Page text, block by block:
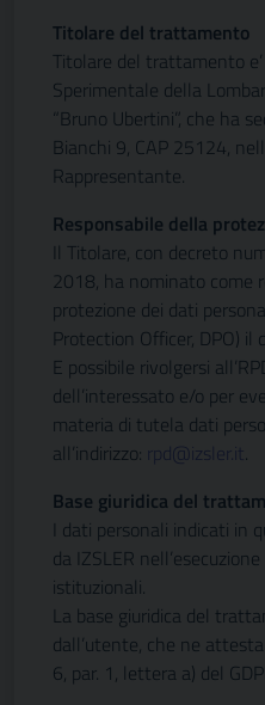
Titolare del trattamento
Titolare del trattamento
Sperimentale della
“Bruno Ubertini”, che ha
Bianchi 9, CAP 25124,
Rappresentante.
Responsabile della
Il Titolare, con decreto
2018, ha nominato come
protezione dei dati
Protection Officer, DPO) il
E possibile rivolgersi
dell’interessato e/o per
materia di tutela dati
all’indirizzo: rpd@izsler.it.
Base giuridica del
I dati personali indicati
da IZSLER
istituzionali.
La base giuridica del
dall’utente, che ne
6, par. 1, lettera a) del